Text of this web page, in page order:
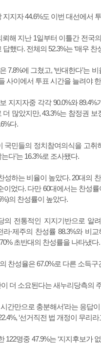
지자 44.6%도 이번 대선에서
해 지난 1일부터 이틀간 전국
했다. 전체의 52.3%는 ‘매우 찬
7.8%에 그쳤고, ‘반대한다’는
사이에서 투표 시간을 늘려야
지지자중 각각 90.0%와
많았지만, 43.3%는 참정권
다.
국민들의 정치참여의식을 고
다’는 16.3%로 조사됐다.
하는 비율이 높았다. 20대의
이었다. 다만 60대에서는 찬성
의 찬성률이 높았다.
전통적인 지지기반으로 알
·제주의 찬성률 88.3%와 비
초반대의 찬성률을 나타냈다.
찬성율은 67.0%로 다른 소득
더 소요된다는 새누리당측의
간만으로 충분해서’라는 응답
‘선거직전 법 개정이 무리
명중 47.9%는 ‘지지후보가